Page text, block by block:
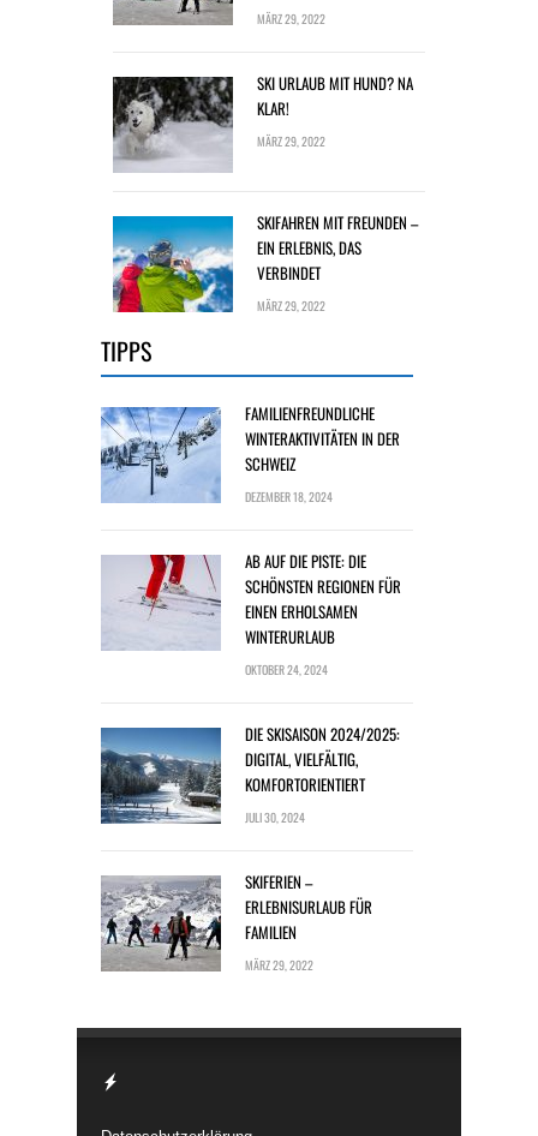
MÄRZ 29, 2022
SKI URLAUB MIT HUND? NA
KLAR!
MÄRZ 29, 2022
SKIFAHREN MIT FREUNDEN –
EIN ERLEBNIS, DAS
VERBINDET
MÄRZ 29, 2022
TIPPS
FAMILIENFREUNDLICHE
WINTERAKTIVITÄTEN IN DER
SCHWEIZ
DEZEMBER 18, 2024
AB AUF DIE PISTE: DIE
SCHÖNSTEN REGIONEN FÜR
EINEN ERHOLSAMEN
WINTERURLAUB
OKTOBER 24, 2024
DIE SKISAISON 2024/2025:
DIGITAL, VIELFÄLTIG,
KOMFORTORIENTIERT
JULI 30, 2024
SKIFERIEN –
ERLEBNISURLAUB FÜR
FAMILIEN
MÄRZ 29, 2022